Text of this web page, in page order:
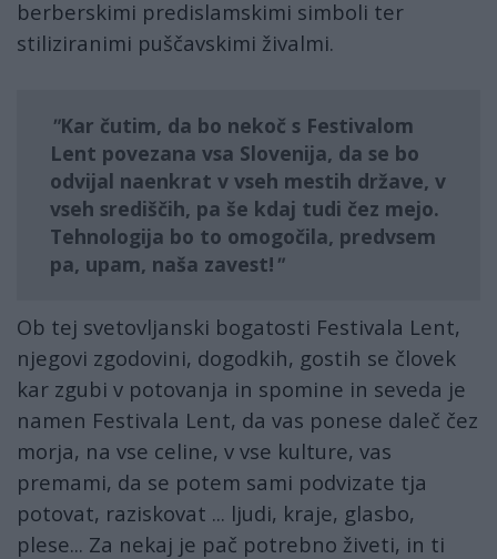
berberskimi predislamskimi simboli ter
stiliziranimi puščavskimi živalmi.
Kar čutim, da bo nekoč s Festivalom
Lent povezana vsa Slovenija, da se bo
odvijal naenkrat v vseh mestih države, v
vseh središčih, pa še kdaj tudi čez mejo.
Tehnologija bo to omogočila, predvsem
pa, upam, naša zavest!
Ob tej svetovljanski bogatosti Festivala Lent,
njegovi zgodovini, dogodkih, gostih se človek
kar zgubi v potovanja in spomine in seveda je
namen Festivala Lent, da vas ponese daleč čez
morja, na vse celine, v vse kulture, vas
premami, da se potem sami podvizate tja
potovat, raziskovat ... ljudi, kraje, glasbo,
plese... Za nekaj je pač potrebno živeti, in ti